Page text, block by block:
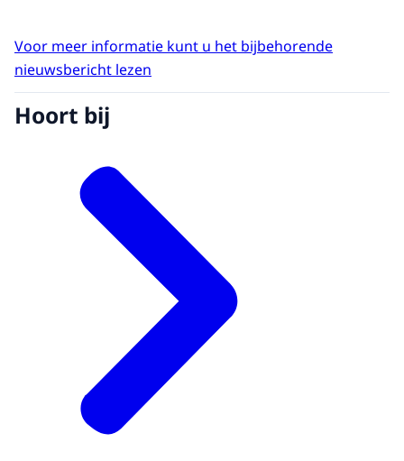
Voor meer informatie kunt u het bijbehorende
nieuwsbericht lezen
Hoort bij